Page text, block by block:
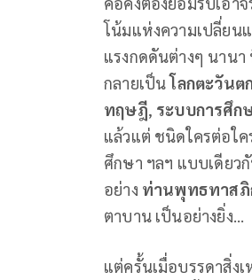
โน้มแห่งความเปลี่ยน
แรงกดดันต่างๆ นานา
กลายเป็นโลกตะวันต
ทฤษฎี, ระบบการศึก
แล้วแต่ ชนิดใครต่อใค
ศึกษา ฯลฯ แบบเดียว
อย่าง ท่านพุทธทาสภิ
ตาบาน เป็นอย่างยิ่ง...
แต่ครั้นเมื่อบรรดาสิ่ง